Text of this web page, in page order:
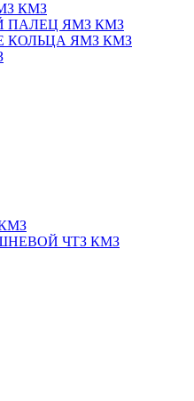
КМЗ
ПАЛЕЦ ЯМЗ КМЗ
ЯМЗ КМЗ
ЧТЗ КМЗ